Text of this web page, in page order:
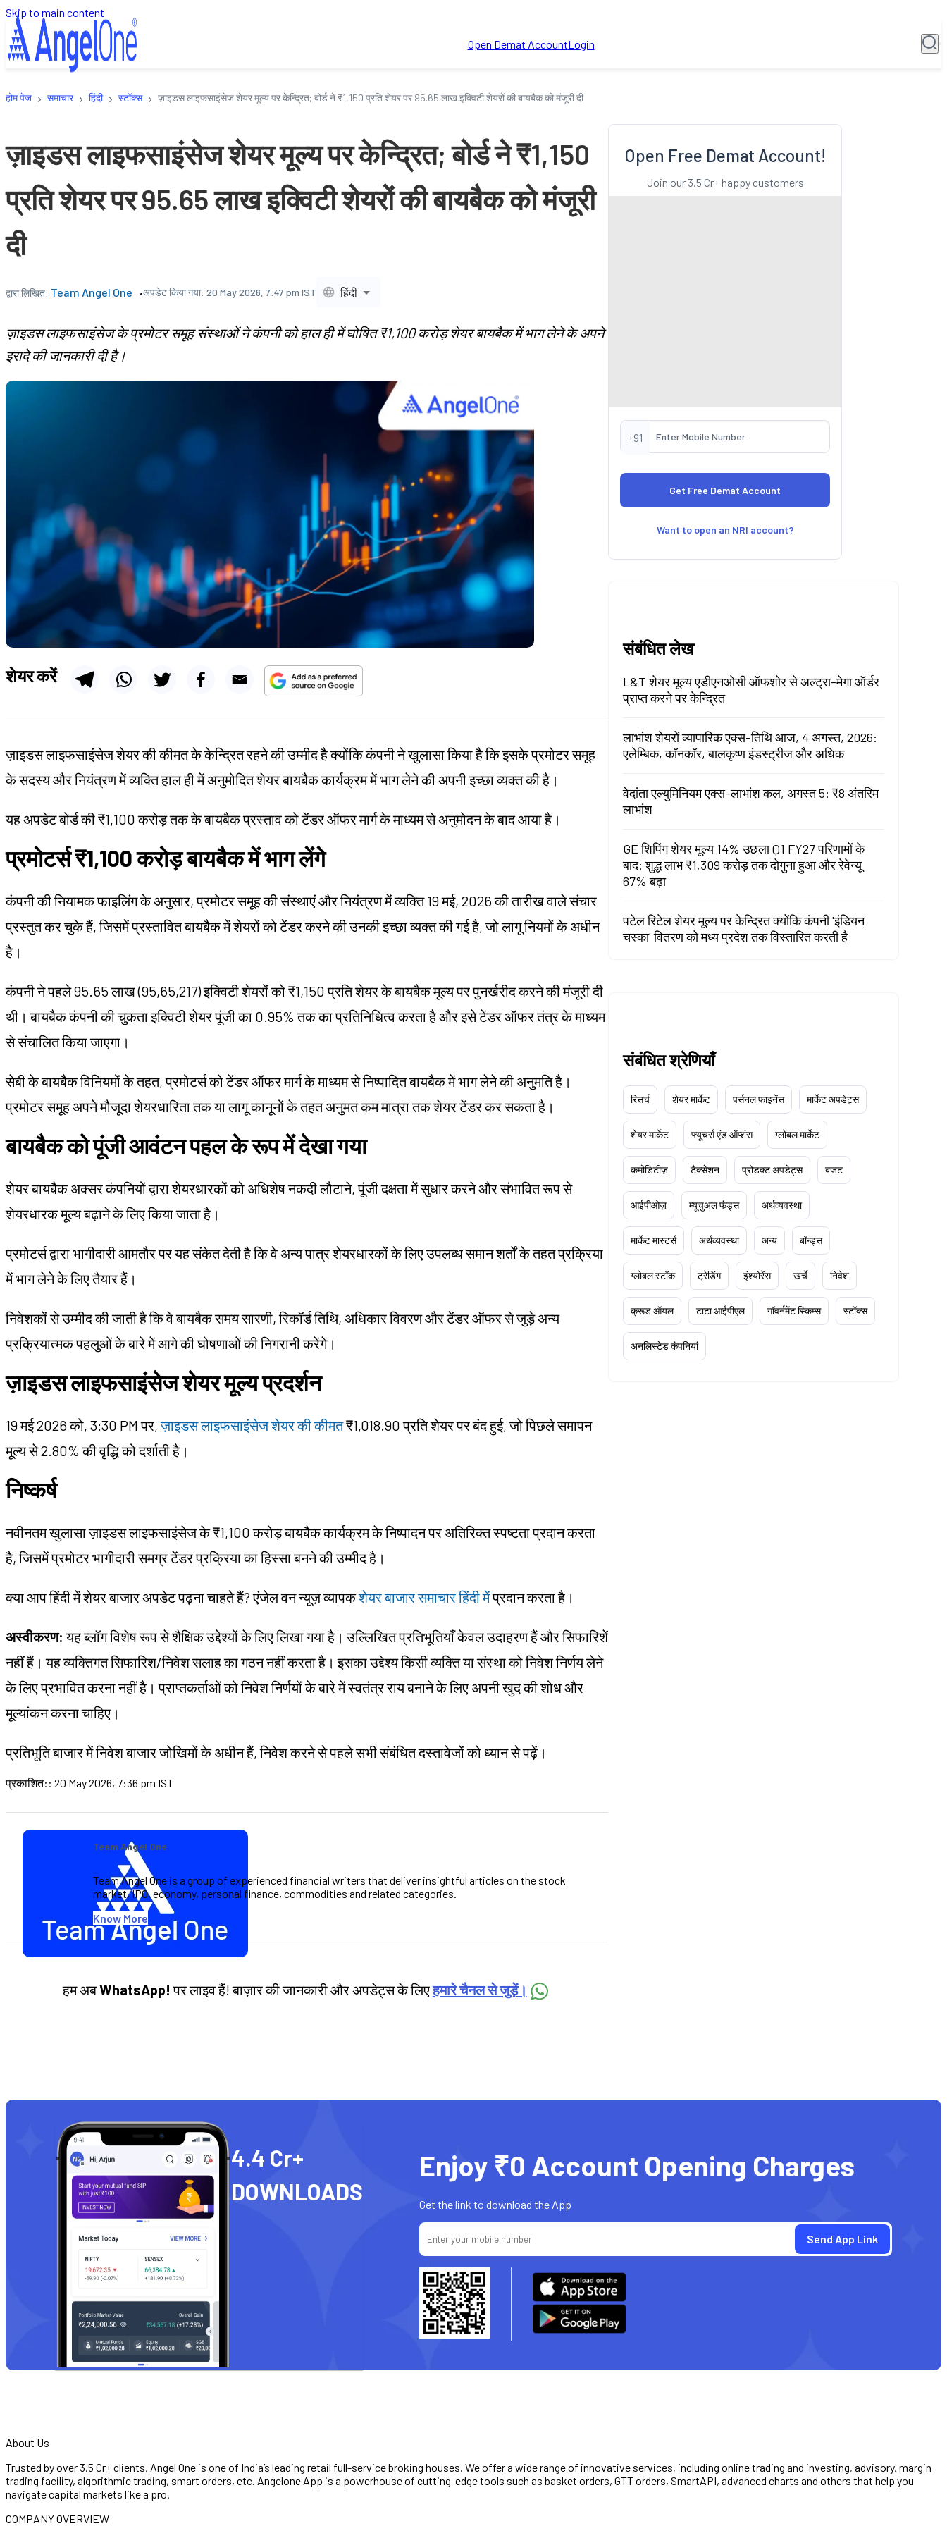
Skip to main content
Open Demat AccountLogin
होम पेज › समाचार › हिंदी › स्टॉक्स › ज़ाइडस लाइफसाइंसेज शेयर मूल्य पर केन्द्रित; बोर्ड ने ₹1,150 प्रति शेयर पर 95.65 लाख इक्विटी शेयरों की बायबैक को मंजूरी दी
ज़ाइडस लाइफसाइंसेज शेयर मूल्य पर केन्द्रित; बोर्ड ने ₹1,150
प्रति शेयर पर 95.65 लाख इक्विटी शेयरों की बायबैक को मंजूरी
दी
द्वारा लिखित: Team Angel One अपडेट किया गया: 20 May 2026, 7:47 pm IST हिंदी
ज़ाइडस लाइफसाइंसेज के प्रमोटर समूह संस्थाओं ने कंपनी को हाल ही में घोषित ₹1,100 करोड़ शेयर बायबैक में भाग लेने के अपने
इरादे की जानकारी दी है।
शेयर करें
ज़ाइडस लाइफसाइंसेज शेयर की कीमत के केन्द्रित रहने की उम्मीद है क्योंकि कंपनी ने खुलासा किया है कि इसके प्रमोटर समूह
के सदस्य और नियंत्रण में व्यक्ति हाल ही में अनुमोदित शेयर बायबैक कार्यक्रम में भाग लेने की अपनी इच्छा व्यक्त की है।
यह अपडेट बोर्ड की ₹1,100 करोड़ तक के बायबैक प्रस्ताव को टेंडर ऑफर मार्ग के माध्यम से अनुमोदन के बाद आया है।
प्रमोटर्स ₹1,100 करोड़ बायबैक में भाग लेंगे
कंपनी की नियामक फाइलिंग के अनुसार, प्रमोटर समूह की संस्थाएं और नियंत्रण में व्यक्ति 19 मई, 2026 की तारीख वाले संचार
प्रस्तुत कर चुके हैं, जिसमें प्रस्तावित बायबैक में शेयरों को टेंडर करने की उनकी इच्छा व्यक्त की गई है, जो लागू नियमों के अधीन
है।
कंपनी ने पहले 95.65 लाख (95,65,217) इक्विटी शेयरों को ₹1,150 प्रति शेयर के बायबैक मूल्य पर पुनर्खरीद करने की मंजूरी दी
थी। बायबैक कंपनी की चुकता इक्विटी शेयर पूंजी का 0.95% तक का प्रतिनिधित्व करता है और इसे टेंडर ऑफर तंत्र के माध्यम
से संचालित किया जाएगा।
सेबी के बायबैक विनियमों के तहत, प्रमोटर्स को टेंडर ऑफर मार्ग के माध्यम से निष्पादित बायबैक में भाग लेने की अनुमति है।
प्रमोटर समूह अपने मौजूदा शेयरधारिता तक या लागू कानूनों के तहत अनुमत कम मात्रा तक शेयर टेंडर कर सकता है।
बायबैक को पूंजी आवंटन पहल के रूप में देखा गया
शेयर बायबैक अक्सर कंपनियों द्वारा शेयरधारकों को अधिशेष नकदी लौटाने, पूंजी दक्षता में सुधार करने और संभावित रूप से
शेयरधारक मूल्य बढ़ाने के लिए किया जाता है।
प्रमोटर्स द्वारा भागीदारी आमतौर पर यह संकेत देती है कि वे अन्य पात्र शेयरधारकों के लिए उपलब्ध समान शर्तों के तहत प्रक्रिया
में भाग लेने के लिए तैयार हैं।
निवेशकों से उम्मीद की जाती है कि वे बायबैक समय सारणी, रिकॉर्ड तिथि, अधिकार विवरण और टेंडर ऑफर से जुड़े अन्य
प्रक्रियात्मक पहलुओं के बारे में आगे की घोषणाओं की निगरानी करेंगे।
ज़ाइडस लाइफसाइंसेज शेयर मूल्य प्रदर्शन
19 मई 2026 को, 3:30 PM पर,ज़ाइडस लाइफसाइंसेज शेयर की कीमत₹1,018.90 प्रति शेयर पर बंद हुई, जो पिछले समापन
मूल्य से 2.80% की वृद्धि को दर्शाती है।
निष्कर्ष
नवीनतम खुलासा ज़ाइडस लाइफसाइंसेज के ₹1,100 करोड़ बायबैक कार्यक्रम के निष्पादन पर अतिरिक्त स्पष्टता प्रदान करता
है, जिसमें प्रमोटर भागीदारी समग्र टेंडर प्रक्रिया का हिस्सा बनने की उम्मीद है।
क्या आप हिंदी में शेयर बाजार अपडेट पढ़ना चाहते हैं? एंजेल वन न्यूज़ व्यापकशेयर बाजार समाचार हिंदी मेंप्रदान करता है।
अस्वीकरण: यह ब्लॉग विशेष रूप से शैक्षिक उद्देश्यों के लिए लिखा गया है। उल्लिखित प्रतिभूतियाँ केवल उदाहरण हैं और सिफारिशें
नहीं हैं। यह व्यक्तिगत सिफारिश/निवेश सलाह का गठन नहीं करता है। इसका उद्देश्य किसी व्यक्ति या संस्था को निवेश निर्णय लेने
के लिए प्रभावित करना नहीं है। प्राप्तकर्ताओं को निवेश निर्णयों के बारे में स्वतंत्र राय बनाने के लिए अपनी खुद की शोध और
मूल्यांकन करना चाहिए।
प्रतिभूति बाजार में निवेश बाजार जोखिमों के अधीन हैं, निवेश करने से पहले सभी संबंधित दस्तावेजों को ध्यान से पढ़ें।
प्रकाशित: : 20 May 2026, 7:36 pm IST
Team Angel One
Team Angel One is a group of experienced financial writers that deliver insightful articles on the stock
market, IPO, economy, personal finance, commodities and related categories.
Know More
हम अबWhatsApp! पर लाइव हैं! बाज़ार की जानकारी और अपडेट्स के लिएहमारे चैनल से जुड़ें।
Open Free Demat Account!
Join our 3.5 Cr+ happy customers
+91
Want to open an NRI account?
संबंधित लेख
L&T शेयर मूल्य एडीएनओसी ऑफशोर से अल्ट्रा-मेगा ऑर्डर
प्राप्त करने पर केन्द्रित
लाभांश शेयरों व्यापारिक एक्स-तिथि आज, 4 अगस्त, 2026:
एलेम्बिक, कॉनकॉर, बालकृष्ण इंडस्ट्रीज और अधिक
वेदांता एल्युमिनियम एक्स-लाभांश कल, अगस्त 5: ₹8 अंतरिम
लाभांश
GE शिपिंग शेयर मूल्य 14% उछला Q1 FY27 परिणामों के
बाद: शुद्ध लाभ ₹1,309 करोड़ तक दोगुना हुआ और रेवेन्यू
67% बढ़ा
पटेल रिटेल शेयर मूल्य पर केन्द्रित क्योंकि कंपनी 'इंडियन
चस्का' वितरण को मध्य प्रदेश तक विस्तारित करती है
संबंधित श्रेणियाँ
रिसर्च शेयर मार्केट पर्सनल फाइनेंस मार्केट अपडेट्स
शेयर मार्केट फ्यूचर्स एंड ऑप्शंस ग्लोबल मार्केट
कमोडिटीज़ टैक्सेशन प्रोडक्ट अपडेट्स बजट
आईपीओज़ म्यूचुअल फंड्स अर्थव्यवस्था
मार्केट मास्टर्स अर्थव्यवस्था अन्य बॉन्ड्स
ग्लोबल स्टॉक ट्रेडिंग इंश्योरेंस खर्चे निवेश
क्रूड ऑयल टाटा आईपीएल गॉवर्नमेंट स्किम्स स्टॉक्स
अनलिस्टेड कंपनियां
4.4 Cr+
DOWNLOADS
Enjoy ₹0 Account Opening Charges
Get the link to download the App
About Us
Trusted by over 3.5 Cr+ clients, Angel One is one of India’s leading retail full-service broking houses. We offer a wide range of innovative services, including online trading and investing, advisory, margin
trading facility, algorithmic trading, smart orders, etc. Angelone App is a powerhouse of cutting-edge tools such as basket orders, GTT orders, SmartAPI, advanced charts and others that help you
navigate capital markets like a pro.
COMPANY OVERVIEW